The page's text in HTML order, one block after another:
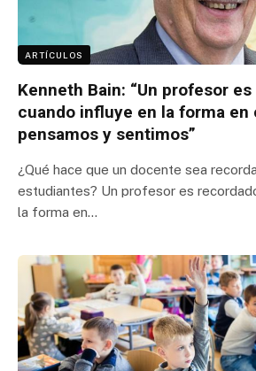
ARTÍCULOS
Kenneth Bain: “Un profesor
cuando influye en la forma en
pensamos y sentimos”
¿Qué hace que un docente sea
estudiantes? Un profesor es
la forma en…